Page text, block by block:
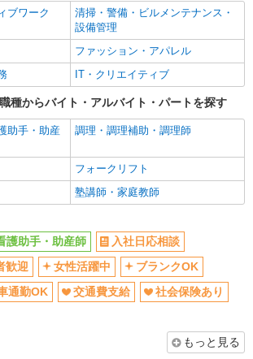
社会保険あり
探す
医療・介護・福祉
助手・助産師
探す
交通費支給
ブワーク
清掃・警備・ビルメンテナンス・
設備管理
ファッション・アパレル
IT・クリエイティブ
種からバイト・アルバイト・パートを探す
助手・助産
調理・調理補助・調理師
フォークリフト
塾講師・家庭教師
護助手・助産師
入社日応相談
歓迎
女性活躍中
ブランクOK
通勤OK 交通費支給
社会保険あり
もっと見る